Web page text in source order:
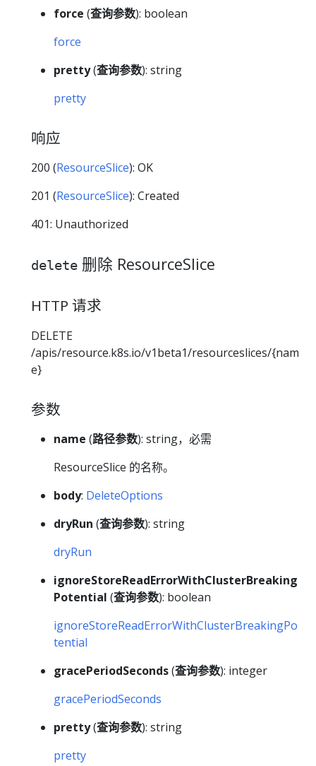
force (查询参数): boolean
force
pretty(查询参数): string
pretty
响应
200 (ResourceSlice): OK
201 (ResourceSlice): Created
401: Unauthorized
delete 删除 ResourceSlice
HTTP 请求
DELETE
/apis/resource.k8s.io/v1beta1/resourceslices/{nam
e}
参数
name (路径参数): string，必需
ResourceSlice 的名称。
body: DeleteOptions
dryRun (查询参数): string
dryRun
ignoreStoreReadErrorWithClusterBreaking
Potential (查询参数): boolean
ignoreStoreReadErrorWithClusterBreakingPo
tential
gracePeriodSeconds(查询参数): integer
gracePeriodSeconds
pretty(查询参数): string
pretty